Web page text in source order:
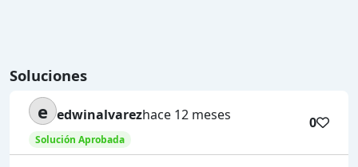
Soluciones
e edwinalvarezhace 12 meses
Solución Aprobada
0